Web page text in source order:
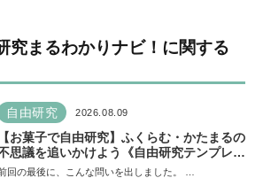
究まるわかりナビ！に関する
自由研究 2026.08.09
【お菓子で自由研究】ふくらむ・かたまるの
思議を追いかけよう《自由研究テンプレー
付き》
回の最後に、こんな問いを出しました。 …